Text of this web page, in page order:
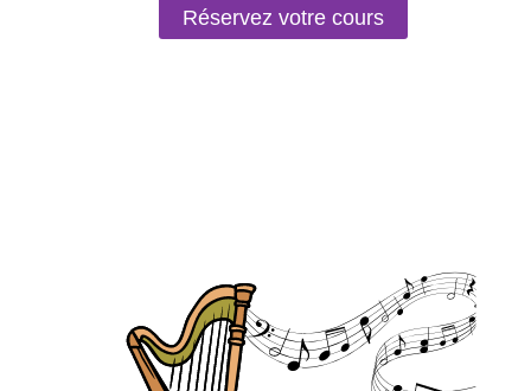
Réservez votre cours